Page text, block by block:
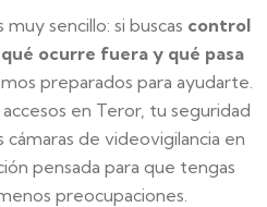
sencillo: si buscas control
ocurre fuera y qué pasa
preparados para ayudarte.
en Teror, tu seguridad
de videovigilancia en
pensada para que tengas
preocupaciones.